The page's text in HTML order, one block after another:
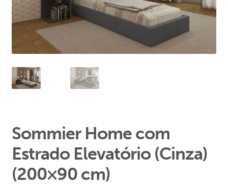
Área de Cliente
Sommier Home com
Estrado Elevatório (Cinza)
(200×90 cm)